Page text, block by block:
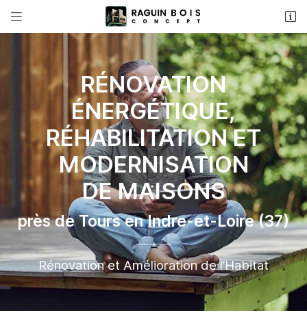
 
313 rue de l ingénieur
37260 MONTS
09 61 25 29 10
Adresse email de réception
Recopier le code ci-contre
Rafraîchir le captcha
RÉNOVATION
ÉNERGÉTIQUE,
RÉHABILITATION ET
MODERNISATION
DE MAISONS
près de Tours en Indre-et-Loire (37)
Rénovation et Amélioration de l’Habitat